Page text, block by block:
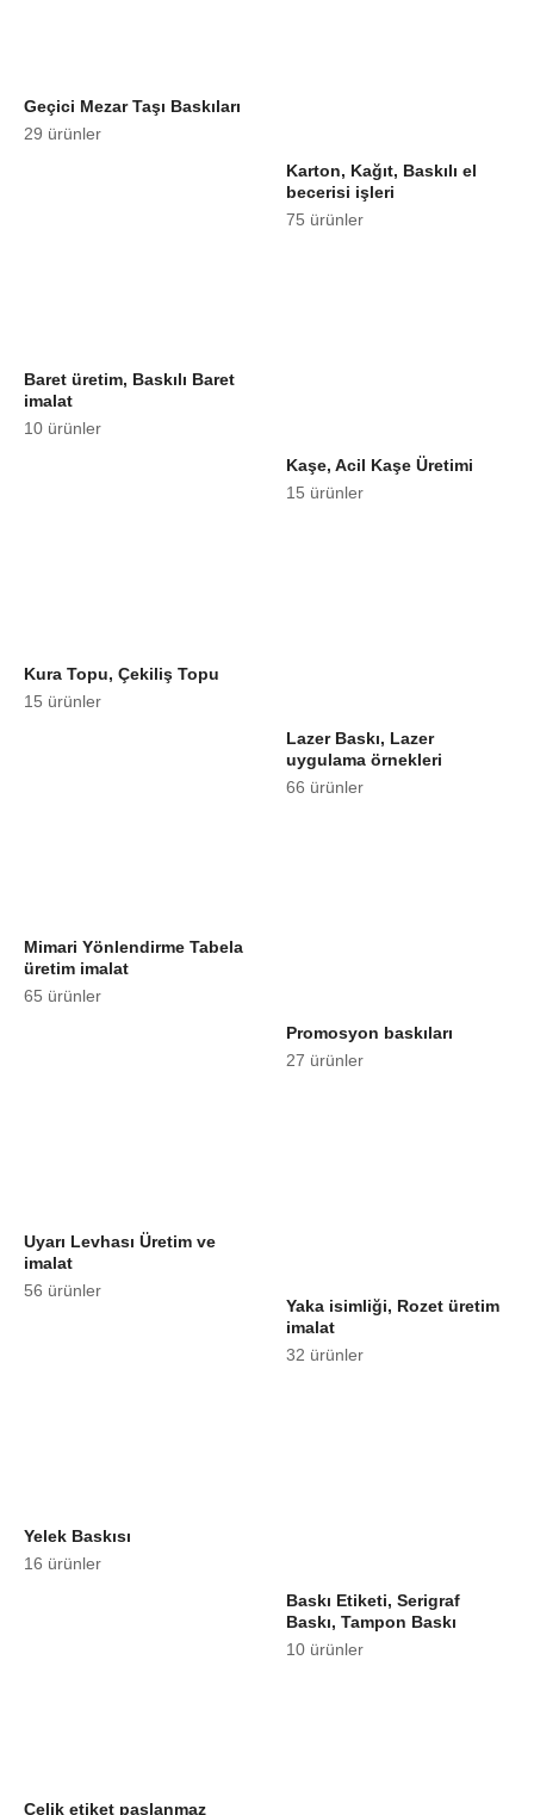
Geçici Mezar Taşı Baskıları
29 ürünler
Karton, Kağıt, Baskılı el
becerisi işleri
75 ürünler
Baret üretim, Baskılı Baret
imalat
10 ürünler
Kaşe, Acil Kaşe Üretimi
15 ürünler
Kura Topu, Çekiliş Topu
15 ürünler
Lazer Baskı, Lazer
uygulama örnekleri
66 ürünler
Mimari Yönlendirme Tabela
üretim imalat
65 ürünler
Promosyon baskıları
27 ürünler
Uyarı Levhası Üretim ve
imalat
56 ürünler
Yaka isimliği, Rozet üretim
imalat
32 ürünler
Yelek Baskısı
16 ürünler
Baskı Etiketi, Serigraf
Baskı, Tampon Baskı
10 ürünler
Çelik etiket paslanmaz